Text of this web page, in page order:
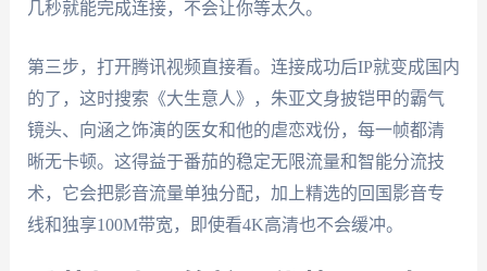
几秒就能完成连接，不会让你等太久。
第三步，打开腾讯视频直接看。连接成功后IP就变成国内
的了，这时搜索《大生意人》，朱亚文身披铠甲的霸气
镜头、向涵之饰演的医女和他的虐恋戏份，每一帧都清
晰无卡顿。这得益于番茄的稳定无限流量和智能分流技
术，它会把影音流量单独分配，加上精选的回国影音专
线和独享100M带宽，即使看4K高清也不会缓冲。